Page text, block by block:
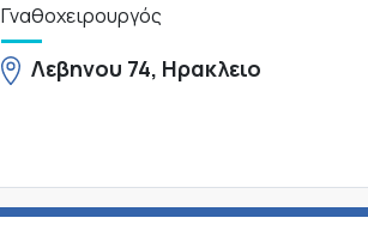
Γναθοχειρουργός
Λεβηνου 74, Ηρακλειο